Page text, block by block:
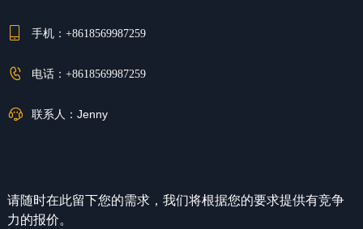
手机： +8618569987259
电话： +8618569987259
联系人： Jenny
请随时在此留下您的需求，我们将根据您的要求提供有竞争
力的报价。